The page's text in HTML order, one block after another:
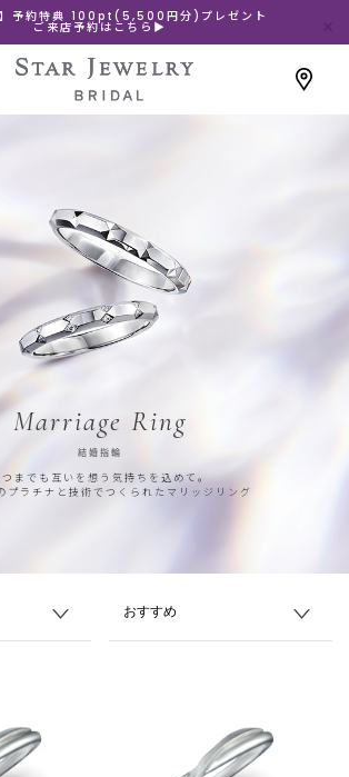
】予約特典 100pt(5,500円分)プレゼント
ご来店予約はこちら▶
Marriage Ring
結婚指輪
つまでも互いを想う気持ちを込めて。
プラチナと技術でつくられたマリッジリング